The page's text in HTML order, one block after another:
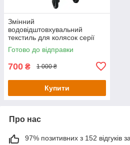
Змінний
водовідштовхувальний
текстиль для колясок серії
Yoya plus колір Дісней Міккі
KT5000201-Уцінка
Готово до відправки
700 ₴ 1 000 ₴
Купити
Про нас
97% позитивних з 152 відгуків